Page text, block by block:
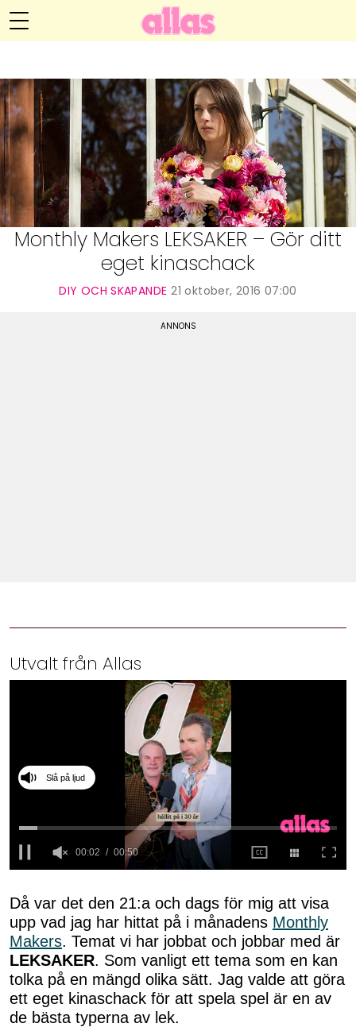
Hälsa
Relationer
Handarbete
Anna María Larssons blogg
Hem
Om Anna María
Kategorier
Arkiv
Kontakt
Monthly Makers LEKSAKER – Gör ditt
eget kinaschack
DIY OCH SKAPANDE 21 oktober, 2016 07:00
Utvalt från Allas
of
50
seconds
Slå på ljud
Då var det den 21:a och dags för mig att visa
upp vad jag har hittat på i månadens Monthly
Makers. Temat vi har jobbat och jobbar med är
LEKSAKER. Som vanligt ett tema som en kan
tolka på en mängd olika sätt. Jag valde att göra
ett eget kinaschack för att spela spel är en av
de bästa typerna av lek.